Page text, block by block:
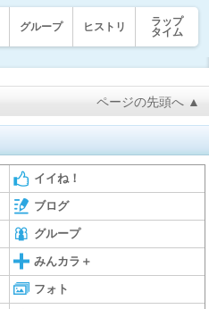
グループ ヒストリ
ラップ
タイム
ページの先頭へ ▲
イイね！
ブログ
グループ
みんカラ＋
フォト